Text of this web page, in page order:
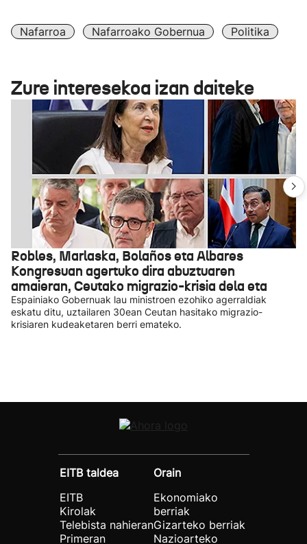
Nafarroa Nafarroako Gobernua Politika
Zure interesekoa izan daiteke
Robles, Marlaska, Bolaños eta Albares
Kongresuan agertuko dira abuztuaren
amaieran, Ceutako migrazio-krisia dela eta
Espainiako Gobernuak lau ministroen ezohiko agerraldiak
eskatu ditu, uztailaren 30ean Ceutan hasitako migrazio-
krisiaren kudeaketaren berri emateko.
EITB taldea
EITB
Kirolak
Telebista nahieran
Primeran
Orain
Ekonomiako
berriak
Gizarteko berriak
Nazioarteko